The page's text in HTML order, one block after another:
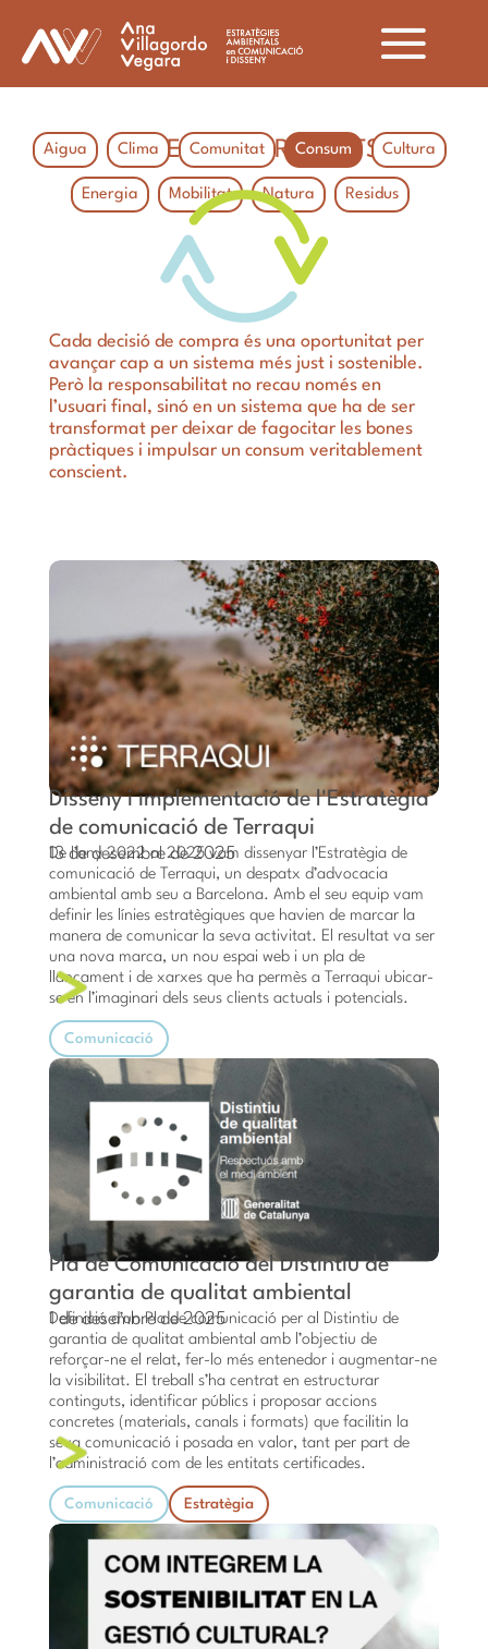
PROJECTES PER ÀMBITS
Aigua Clima Comunitat Consum Cultura
Energia Mobilitat Natura Residus
Cada decisió de compra és una oportunitat per
avançar cap a un sistema més just i sostenible.
Però la responsabilitat no recau només en
l’usuari final, sinó en un sistema que ha de ser
transformat per deixar de fagocitar les bones
pràctiques i impulsar un consum veritablement
conscient.
Disseny i implementació de l'Estratègia
de comunicació de Terraqui
13 de desembre de 2025
De l’any 2022 al 2025 vam dissenyar l’Estratègia de
comunicació de Terraqui, un despatx d’advocacia
ambiental amb seu a Barcelona. Amb el seu equip vam
definir les línies estratègiques que havien de marcar la
manera de comunicar la seva activitat. El resultat va ser
una nova marca, un nou espai web i un pla de
llançament i de xarxes que ha permès a Terraqui ubicar-
se en l’imaginari dels seus clients actuals i potencials.
Comunicació
Pla de Comunicació del Distintiu de
garantia de qualitat ambiental
1 de desembre de 2025
Definició d’un Pla de comunicació per al Distintiu de
garantia de qualitat ambiental amb l’objectiu de
reforçar-ne el relat, fer-lo més entenedor i augmentar-ne
la visibilitat. El treball s’ha centrat en estructurar
continguts, identificar públics i proposar accions
concretes (materials, canals i formats) que facilitin la
seva comunicació i posada en valor, tant per part de
l’administració com de les entitats certificades.
Comunicació Estratègia